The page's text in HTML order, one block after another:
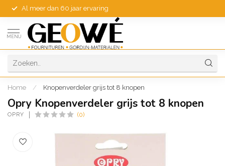
Al meer dan 60 jaar ervaring
MENU
Home / Knopenverdeler grijs tot 8 knopen
Opry Knopenverdeler grijs tot 8 knopen
OPRY (0)